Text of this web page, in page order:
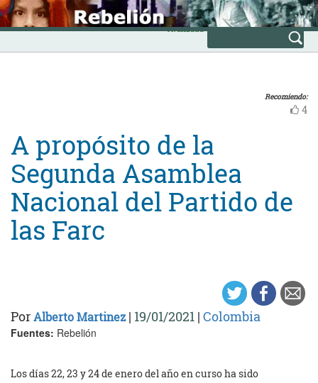
Skip
to
content
INICIO
Avanzada
Recomiendo:
4
A propósito de la
Segunda Asamblea
Nacional del Partido de
las Farc
PorAlberto Martinez| 19/01/2021 | Colombia
Fuentes: Rebelión
Los días 22, 23 y 24 de enero del año en curso ha sido